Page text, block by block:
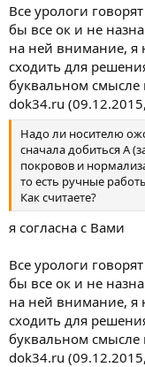
Все урологи
бы все ок и не
на ней внимание, я
сходить для
буквальном смысле
dok34.ru
Надо ли носителю
сначала добиться А
покровов и
то есть ручные
Как считаете?
я согласна с Вами
Все урологи
бы все ок и не
на ней внимание, я
сходить для
буквальном смысле
dok34.ru